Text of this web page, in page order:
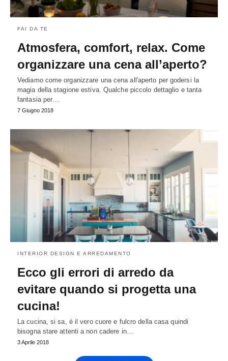
FAI DA TE
Atmosfera, comfort, relax. Come
organizzare una cena all’aperto?
Vediamo come organizzare una cena all'aperto per godersi la
magia della stagione estiva. Qualche piccolo dettaglio e tanta
fantasia per…
7 Giugno 2018
INTERIOR DESIGN E ARREDAMENTO
Ecco gli errori di arredo da
evitare quando si progetta una
cucina!
La cucina, si sa, è il vero cuore e fulcro della casa quindi
bisogna stare attenti a non cadere in…
3 Aprile 2018